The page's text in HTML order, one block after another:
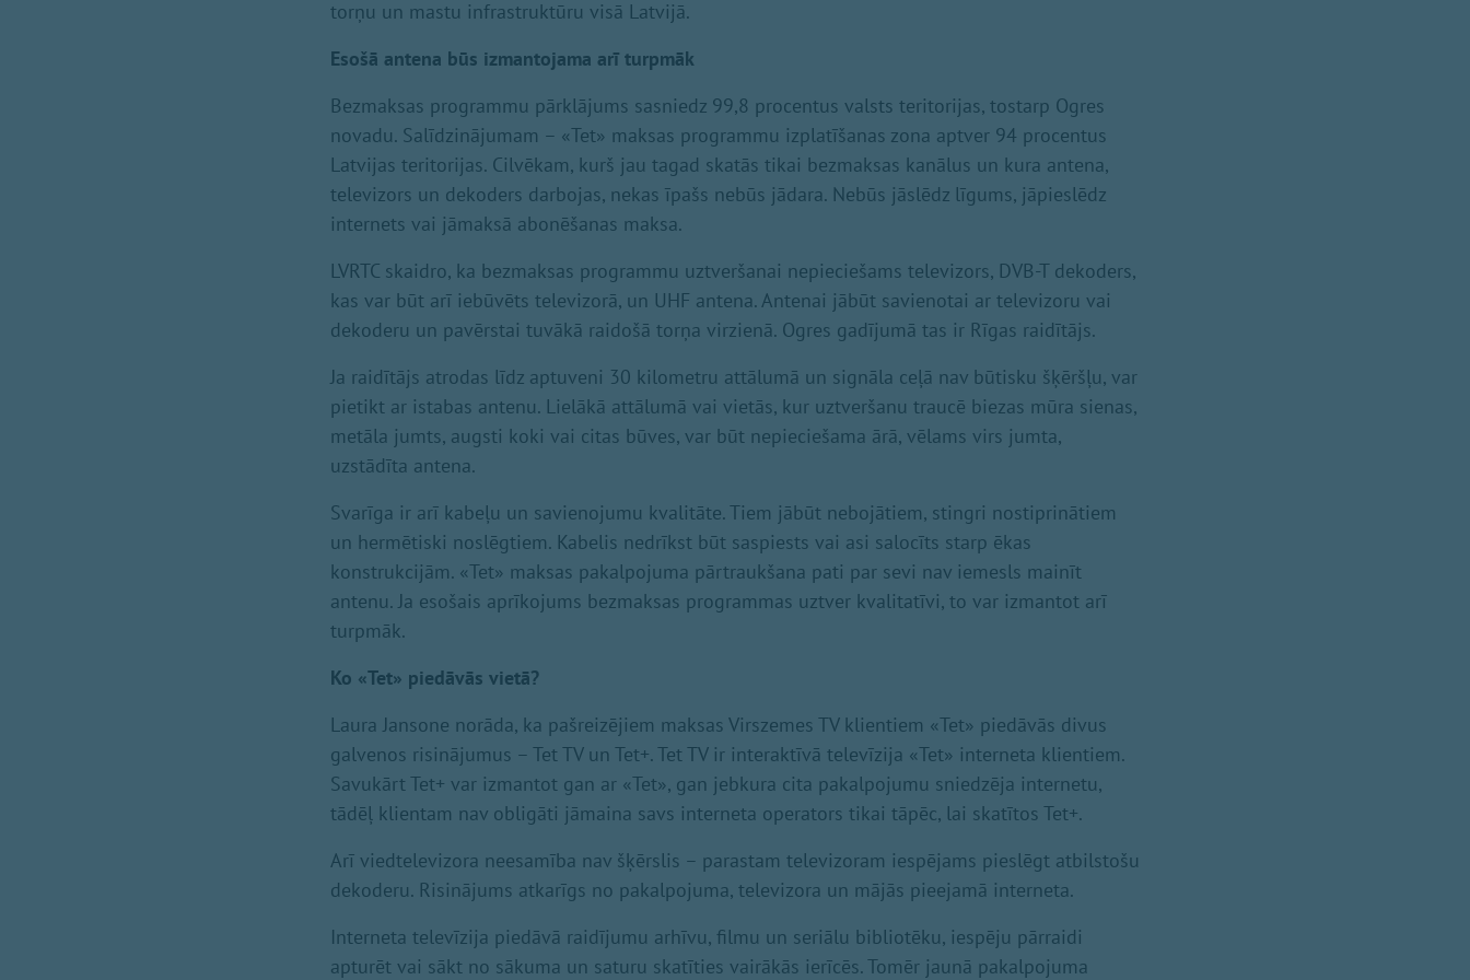
torņu un mastu infrastruktūru visā Latvijā.
Esošā antena būs izmantojama arī turpmāk
Bezmaksas programmu pārklājums sasniedz 99,8 procentus valsts teritorijas, tostarp Ogres
novadu. Salīdzinājumam – «Tet» maksas programmu izplatīšanas zona aptver 94 procentus
Latvijas teritorijas. Cilvēkam, kurš jau tagad skatās tikai bezmaksas kanālus un kura antena,
televizors un dekoders darbojas, nekas īpašs nebūs jādara. Nebūs jāslēdz līgums, jāpieslēdz
internets vai jāmaksā abonēšanas maksa.
LVRTC skaidro, ka bezmaksas programmu uztveršanai nepieciešams televizors, DVB-T dekoders,
kas var būt arī iebūvēts televizorā, un UHF antena. Antenai jābūt savienotai ar televizoru vai
dekoderu un pavērstai tuvākā raidošā torņa virzienā. Ogres gadījumā tas ir Rīgas raidītājs.
Ja raidītājs atrodas līdz aptuveni 30 kilometru attālumā un signāla ceļā nav būtisku šķēršļu, var
pietikt ar istabas antenu. Lielākā attālumā vai vietās, kur uztveršanu traucē biezas mūra sienas,
metāla jumts, augsti koki vai citas būves, var būt nepieciešama ārā, vēlams virs jumta,
uzstādīta antena.
Svarīga ir arī kabeļu un savienojumu kvalitāte. Tiem jābūt nebojātiem, stingri nostiprinātiem
un hermētiski noslēgtiem. Kabelis nedrīkst būt saspiests vai asi salocīts starp ēkas
konstrukcijām. «Tet» maksas pakalpojuma pārtraukšana pati par sevi nav iemesls mainīt
antenu. Ja esošais aprīkojums bezmaksas programmas uztver kvalitatīvi, to var izmantot arī
turpmāk.
Ko «Tet» piedāvās vietā?
Laura Jansone norāda, ka pašreizējiem maksas Virszemes TV klientiem «Tet» piedāvās divus
galvenos risinājumus – Tet TV un Tet+. Tet TV ir interaktīvā televīzija «Tet» interneta klientiem.
Savukārt Tet+ var izmantot gan ar «Tet», gan jebkura cita pakalpojumu sniedzēja internetu,
tādēļ klientam nav obligāti jāmaina savs interneta operators tikai tāpēc, lai skatītos Tet+.
Arī viedtelevizora neesamība nav šķērslis – parastam televizoram iespējams pieslēgt atbilstošu
dekoderu. Risinājums atkarīgs no pakalpojuma, televizora un mājās pieejamā interneta.
Interneta televīzija piedāvā raidījumu arhīvu, filmu un seriālu bibliotēku, iespēju pārraidi
apturēt vai sākt no sākuma un saturu skatīties vairākās ierīcēs. Tomēr jaunā pakalpojuma